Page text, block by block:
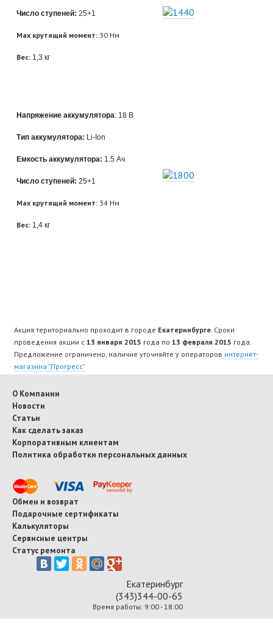
Число ступеней: 25+1
Max крутящий момент: 30 Нм
Вес: 1,3 кг
Напряжение аккумулятора: 18 В
Тип аккумулятора: Li-Ion
Емкость аккумулятора: 1.5 Ач
Число ступеней: 25+1
Max крутящий момент: 34 Нм
Вес: 1,4 кг
Акция териториально проходит в городе Екатеринбурге. Сроки
проведения акции с 13 января 2015 года по 13 февраля 2015 года.
Предложение ограничено, наличие уточняйте у операторов интернет-
магазина "Прогресс"
О Компании
Новости
Статьи
Как сделать заказ
Корпоративным клиентам
Политика обработки персональных данных
Обмен и возврат
Подарочные сертификаты
Калькуляторы
Сервисные центры
Статус ремонта
Екатеринбург
(343)344-00-65
Время работы: 9:00 - 18:00